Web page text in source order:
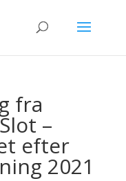
fra
–
efter
2021